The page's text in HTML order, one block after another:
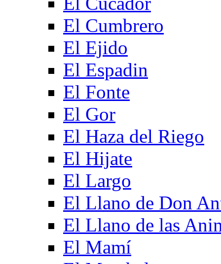
El Cumbrero
El Ejido
El Espadin
El Fonte
El Gor
El Haza del Riego
El Hijate
El Largo
El Llano de Don
El Llano de las
El Mamí